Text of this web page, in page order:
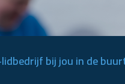
lidbedrijf bij jou in de